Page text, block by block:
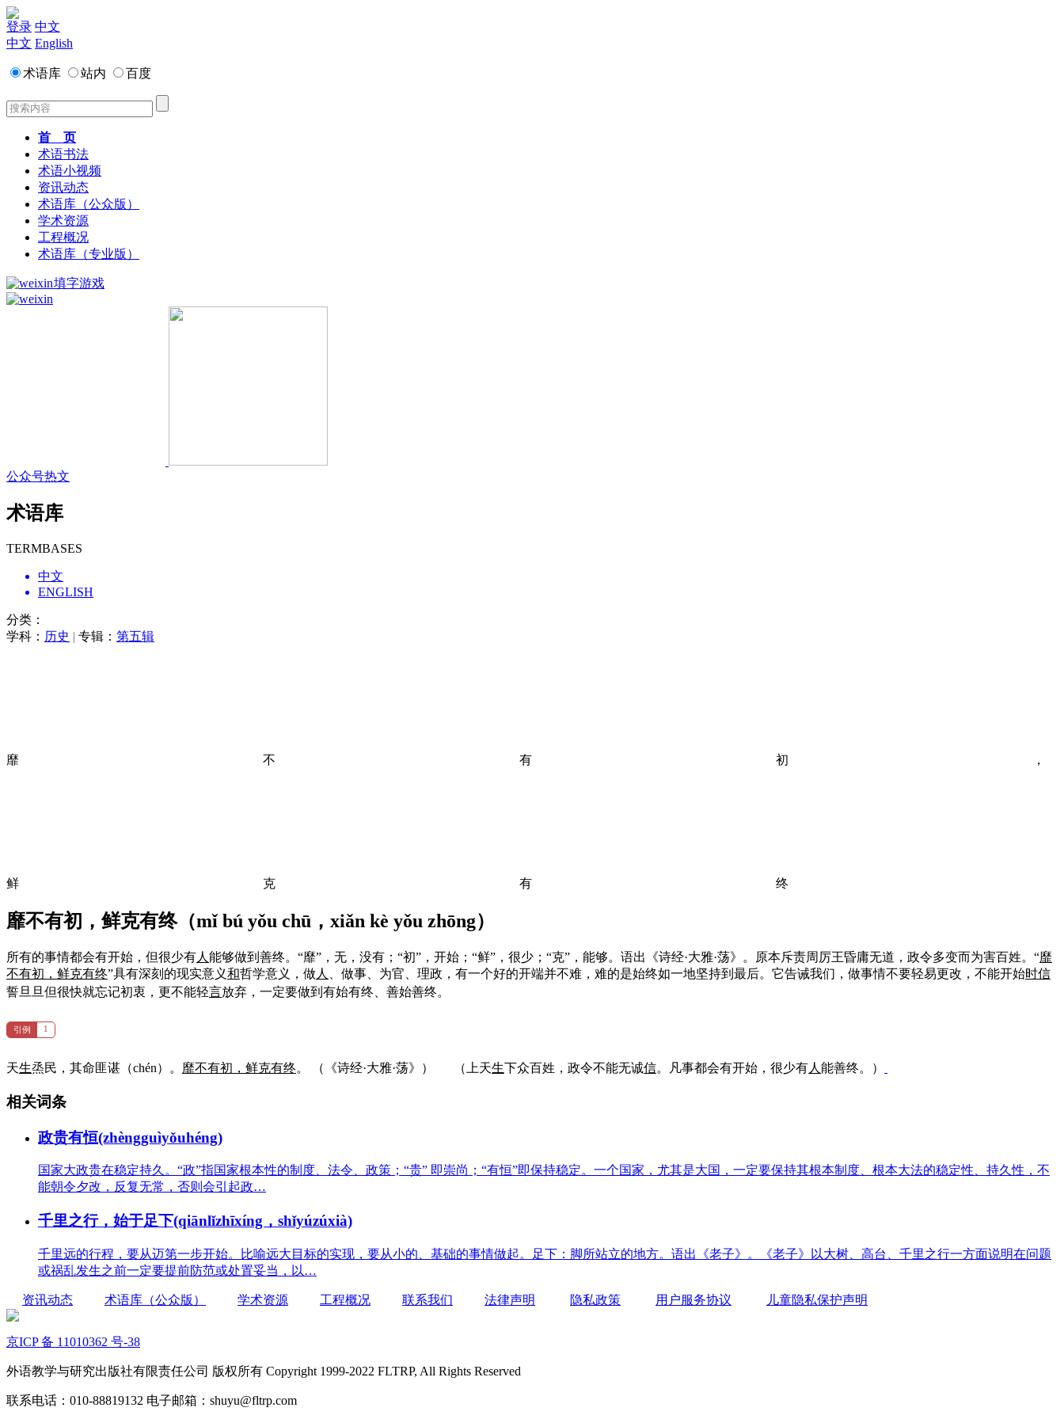
登录 中文
中文 English
术语库 站内 百度
首 页
术语书法
术语小视频
资讯动态
术语库（公众版）
学术资源
工程概况
术语库（专业版）
填字游戏
公众号热文
术语库
TERMBASES
中文
ENGLISH
分类：
学科： 历史 | 专辑： 第五辑
靡 不 有 初 ，
鲜 克 有 终
靡不有初，鲜克有终（mǐ bú yǒu chū，xiǎn kè yǒu zhōng）
所有的事情都会有开始，但很少有人 能够做到善终。“靡”，无，没有；“初”，开始；“鲜”，很少；“克”，能够。语出《诗经·大雅·荡》。原本斥责周厉王昏庸无道，政令多变而为害百姓。“靡
不有初，鲜克有终”具有深刻的现实意义和哲学意义，做人 、做事、为官、理政，有一个好的开端并不难，难的是始终如一地坚持到最后。它告诫我们，做事情不要轻易更改，不能开始时信
誓旦旦但很快就忘记初衷，更不能轻言放弃，一定要做到有始有终、善始善终。
引例 1
天生烝民，其命匪谌（chén）。 靡不有初，鲜克有终。 （《诗经·大雅·荡》） （上天生下众百姓，政令不能无诚信。凡事都会有开始，很少有人 能善终。）
相关词条
政贵有恒(zhèngguìyǒuhéng)
国家大政贵在稳定持久。“政”指国家根本性的制度、法令、政策；“贵” 即崇尚；“有恒”即保持稳定。一个国家，尤其是大国，一定要保持其根本制度、根本大法的稳定性、持久性，不
能朝令夕改，反复无常，否则会引起政…
千里之行，始于足下(qiānlǐzhīxíng，shǐyúzúxià)
千里远的行程，要从迈第一步开始。比喻远大目标的实现，要从小的、基础的事情做起。足下：脚所站立的地方。语出《老子》。《老子》以大树、高台、千里之行一方面说明在问题
或祸乱发生之前一定要提前防范或处置妥当，以…
资讯动态 术语库（公众版） 学术资源 工程概况 联系我们 法律声明 隐私政策 用户服务协议 儿童隐私保护声明
京ICP 备 11010362 号-38
外语教学与研究出版社有限责任公司 版权所有 Copyright 1999-2022 FLTRP, All Rights Reserved
联系电话：010-88819132 电子邮箱：shuyu@fltrp.com